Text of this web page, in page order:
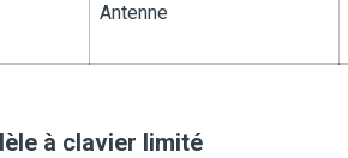
Antenne
à clavier limité